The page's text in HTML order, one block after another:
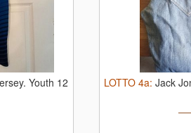
Youth 12 LOTTO 4a: Jack